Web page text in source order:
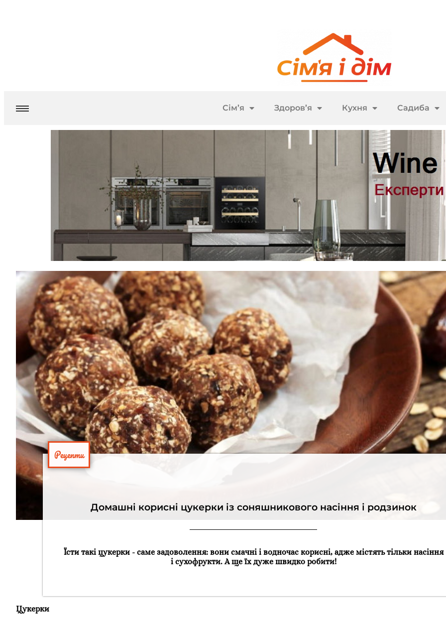
Сім’я Здоров’я Кухня Садиба
Рецепти
Домашні корисні цукерки із соняшникового насіння і родзинок
Їсти такі цукерки - саме задоволення: вони смачні і водночас корисні, адже містять тільки насіння
і сухофрукти. А ще їх дуже швидко робити!
Цукерки